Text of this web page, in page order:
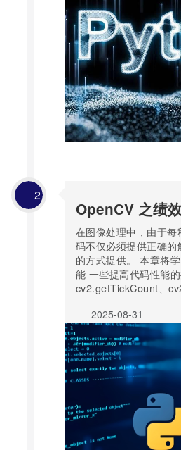
2
OpenCV 之绩
在图像处理中，由于
码不仅必须提供正确
的方式提供。 本章将
能 一些提高代码性能
cv2.getTickCount、
2025-08-31